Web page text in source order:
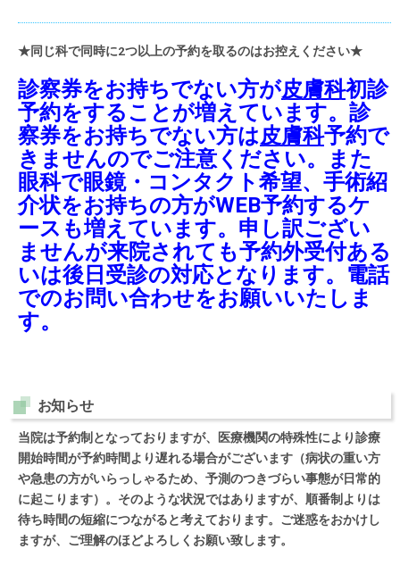
★同じ科で同時に2つ以上の予約を取るのはお控えください★
診察券をお持ちでない方が皮膚科初診
予約をすることが増えています。診
察券をお持ちでない方は皮膚科予約で
きませんのでご注意ください。また
眼科で眼鏡・コンタクト希望、手術紹
介状をお持ちの方がWEB予約するケ
ースも増えています。申し訳ござい
ませんが来院されても予約外受付ある
いは後日受診の対応となります。電話
でのお問い合わせをお願いいたしま
す。
お知らせ
当院は予約制となっておりますが、医療機関の特殊性により診療
開始時間が予約時間より遅れる場合がございます（病状の重い方
や急患の方がいらっしゃるため、予測のつきづらい事態が日常的
に起こります）。そのような状況ではありますが、順番制よりは
待ち時間の短縮につながると考えております。ご迷惑をおかけし
ますが、ご理解のほどよろしくお願い致します。